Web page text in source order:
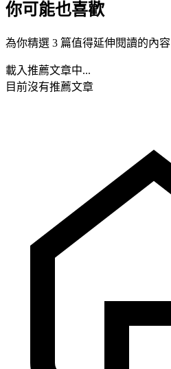
你可能也喜歡
為你精選 3 篇值得延伸閱讀的內容
載入推薦文章中...
目前沒有推薦文章